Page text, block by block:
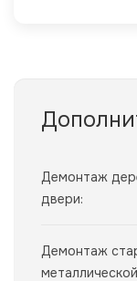
Демонтаж
двери:
Демонтаж